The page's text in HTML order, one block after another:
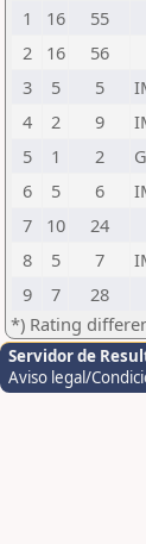
1
16 55
2
16 56
3
5 5
4
2 9
5
1 2
6
5 6
7
10 24
8
5 7
9
7 28
*) Rating
Servidor de
Aviso legal/